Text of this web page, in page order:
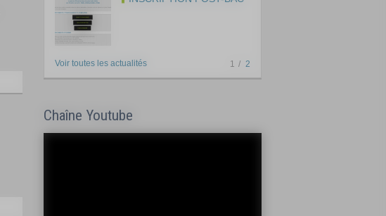
Voir toutes les actualités 1 2
Chaîne Youtube